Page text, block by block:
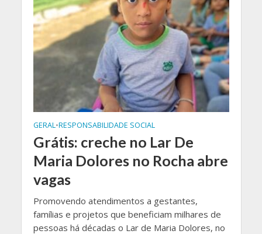
GERAL•RESPONSABILIDADE SOCIAL
Grátis: creche no Lar De
Maria Dolores no Rocha abre
vagas
Promovendo atendimentos a gestantes,
famílias e projetos que beneficiam milhares de
pessoas há décadas o Lar de Maria Dolores, no